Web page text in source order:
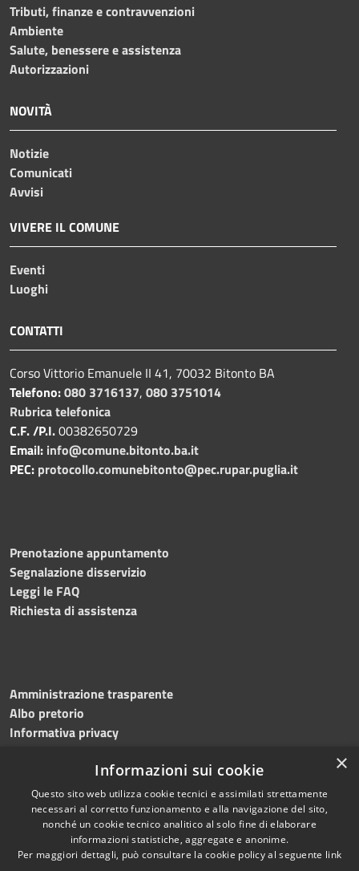
Tributi, finanze e contravvenzioni
Ambiente
Salute, benessere e assistenza
Autorizzazioni
NOVITÀ
Notizie
Comunicati
Avvisi
VIVERE IL COMUNE
Eventi
Luoghi
CONTATTI
Corso Vittorio Emanuele II 41, 70032 Bitonto BA
Telefono:080 3716137, 080 3751014
Rubrica telefonica
C.F. /P.I.00382650729
Email: info@comune.bitonto.ba.it
PEC: protocollo.comunebitonto@pec.rupar.puglia.it
Prenotazione appuntamento
Segnalazione disservizio
Leggi le FAQ
Richiesta di assistenza
Amministrazione trasparente
Albo pretorio
Informativa privacy
Dichiarazione di accessibilità Meccanismo di feedback
RSS
Accessibilità
Copyright © 2026 • Comune di
Bitonto • Powered by
×
Informazioni sui cookie
Questo sito web utilizza cookie tecnici e assimilati strettamente
necessari al corretto funzionamento e alla navigazione del sito,
nonché un cookie tecnico analitico al solo fine di elaborare
informazioni statistiche, aggregate e anonime.
Per maggiori dettagli, può consultare la cookie policy al seguente link